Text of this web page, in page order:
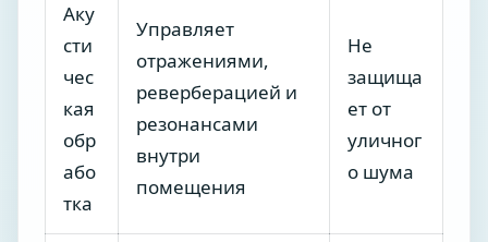
Аку
сти
чес
кая
обр
або
тка
Управляет
отражениями,
реверберацией и
резонансами
внутри
помещения
Не
защища
ет от
уличног
о шума